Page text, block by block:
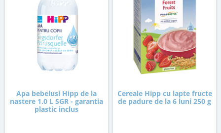
Apa bebelusi Hipp de la
nastere 1.0 L SGR - garantia
plastic inclus
Cereale Hipp cu lapte fructe
de padure de la 6 luni 250 g